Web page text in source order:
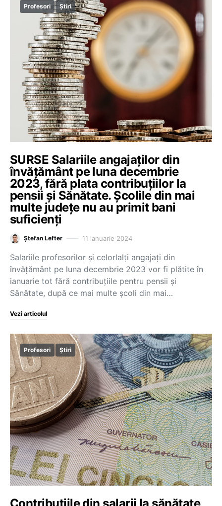
Profesori Știri
SURSE Salariile angajaților din
învățământ pe luna decembrie
2023, fără plata contribuțiilor la
pensii și Sănătate. Școlile din mai
multe județe nu au primit bani
suficienți
Ștefan Lefter 11 ianuarie 2024
Salariile profesorilor și celorlalți angajați din
învățământ pe luna decembrie 2023 vor fi plătite în
ianuarie tot fără contribuțiile pentru pensii și
Sănătate, după ce mai multe școli din mai…
Vezi articolul
Profesori Știri